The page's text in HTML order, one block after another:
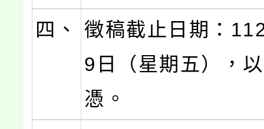
四、
徵稿截止日期：
9日（星期五），
憑。